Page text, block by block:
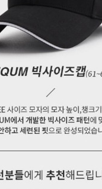
페
PAYCO 바로구매